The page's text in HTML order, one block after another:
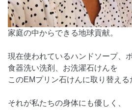
家庭の中からできる地球貢献。
現在使われているハンドソープ、
食器洗い洗剤、お洗濯石けんを
このEMプリン石けんに取り替える
それが私たちの身体にも優しく、